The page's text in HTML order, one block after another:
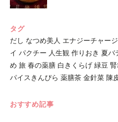
タグ
だし なつめ美人 エナジーチャー
イ パクチー 人生観 作りおき 夏バ
め 旅 春の薬膳 白きくらげ 緑豆
パイスきんぴら 薬膳茶 金針菜 陳
おすすめ記事